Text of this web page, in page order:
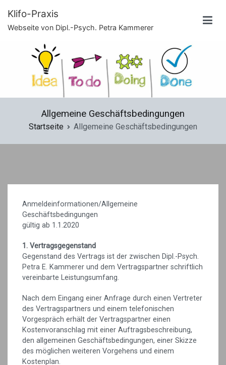
Inhalt
springen
Klifo-Praxis
Webseite von Dipl.-Psych. Petra Kammerer
Allgemeine Geschäftsbedingungen
Startseite Allgemeine Geschäftsbedingungen
Anmeldeinformationen/Allgemeine
Geschäftsbedingungen
gültig ab 1.1.2020
1. Vertragsgegenstand
Gegenstand des Vertrags ist der zwischen Dipl.-Psych.
Petra E. Kammerer und dem Vertragspartner schriftlich
vereinbarte Leistungsumfang.
Nach dem Eingang einer Anfrage durch einen Vertreter
des Vertragspartners und einem telefonischen
Vorgespräch erhält der Vertragspartner einen
Kostenvoranschlag mit einer Auftragsbeschreibung,
den allgemeinen Geschäftsbedingungen, einer Skizze
des möglichen weiteren Vorgehens und einem
Kostenplan.